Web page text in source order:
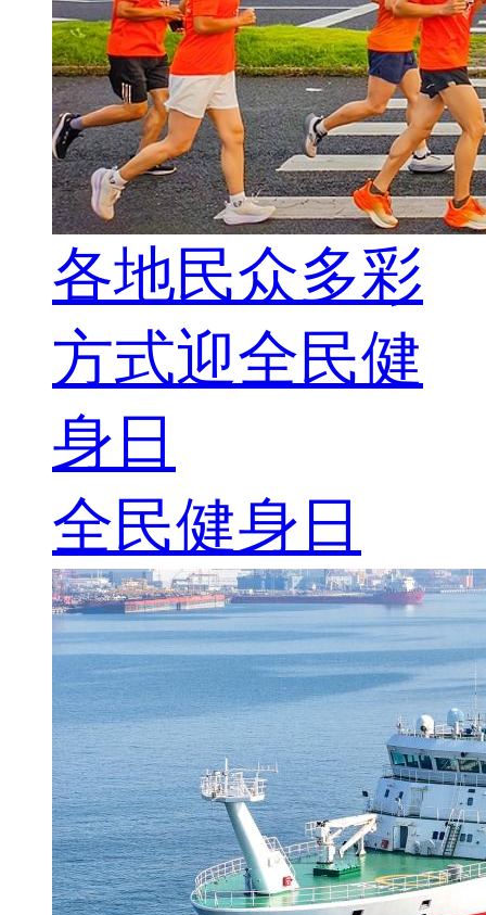
各地民众多彩
方式迎全民健
身日
全民健身日